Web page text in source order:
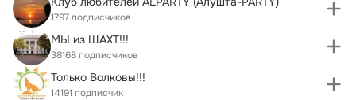
1797 подписчиков
МЫ из ШАХТ!!!
38168 подписчиков
Только Волковы!!!
14191 подписчик